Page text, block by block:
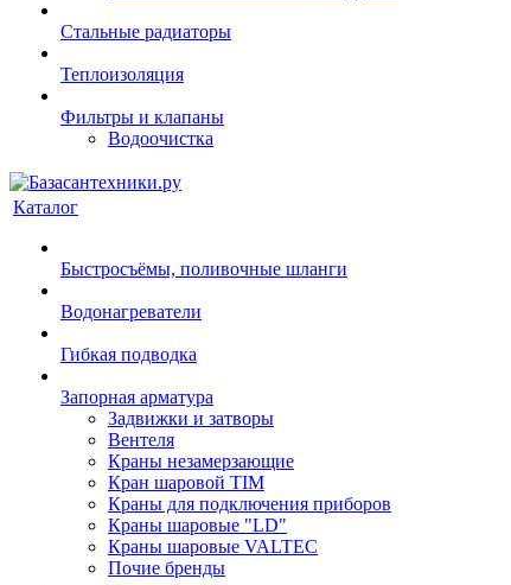
Стальные радиаторы
Теплоизоляция
Фильтры и клапаны
Водоочистка
Каталог
Быстросъёмы, поливочные шланги
Водонагреватели
Гибкая подводка
Запорная арматура
Задвижки и затворы
Вентеля
Краны незамерзающие
Кран шаровой TIM
Краны для подключения приборов
Краны шаровые "LD"
Краны шаровые VALTEC
Почие бренды